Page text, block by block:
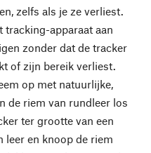
zelfs als je ze verliest.
tracking-apparaat aan
zonder dat de tracker
of zijn bereik verliest.
op met natuurlijke,
de riem van rundleer los
ter grootte van een
leer en knoop de riem